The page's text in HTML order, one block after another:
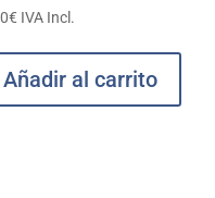
€ IVA Incl.
Añadir al carrito